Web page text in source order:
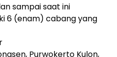
sampai saat ini
6 (enam) cabang yang
Purwokerto Kulon,